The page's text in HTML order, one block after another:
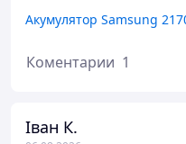
Коментарии 1
Іван К.